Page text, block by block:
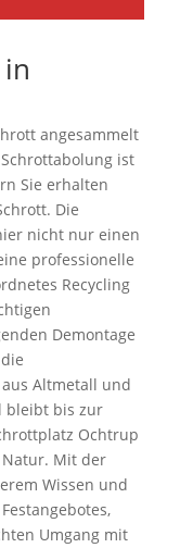
angesammelt
ist
Sie erhalten
Die
nicht nur einen
professionelle
Recycling
Demontage
Altmetall und
bleibt bis zur
Ochtrup
Mit der
Wissen und
Umgang mit